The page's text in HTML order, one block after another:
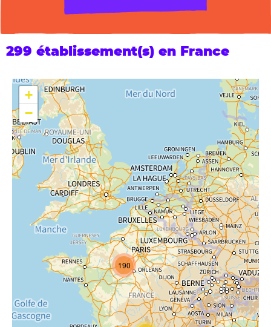
299 établissement(s) en France
190
+
−